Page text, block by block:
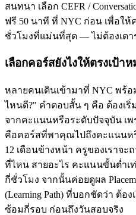
สนทนา เลือก CEFR /
ฟรี 50 นาที ที่ NYC ก่อน เพื่อใ
ชั่วโมงที่แม่นที่สุด — ไม่ต้องเดา
เลือกคอร์สยังไงให้ตรงเป้า
หลายคนเดินเข้ามาที่ NYC พร้
ไหนดี?" คำตอบสั้น ๆ คือ ต้องเริ่
จากคะแนนหรือระดับปัจจุบัน เ
คือคอร์สที่พาคุณไปถึงคะแนนห
12 เดือนข้างหน้า ครูของเราจ
ที่ไหน สายอะไร คะแนนขั้นต่ำเ
กี่ชั่วโมง จากนั้นค่อยดูผล
(Learning Path) ที่บอกชัดว่า ต้อ
ซ้อมกี่รอบ ก่อนถึงวันสอบจริง